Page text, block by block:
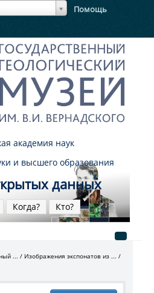
Помощь
академия наук
и высшего образования
данных
Когда? Кто?
...
Изображения экспонатов из ...